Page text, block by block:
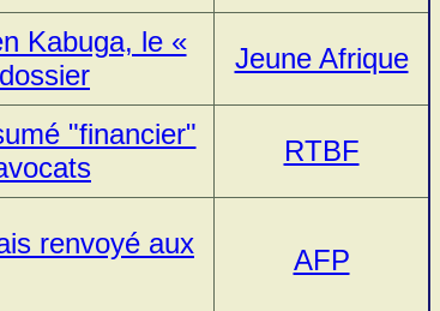
Kabuga, le «
Jeune Afrique
"financier"
RTBF
renvoyé aux
AFP